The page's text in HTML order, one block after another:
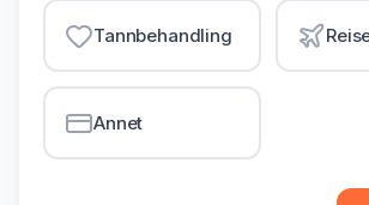
Tannbehandling
Annet